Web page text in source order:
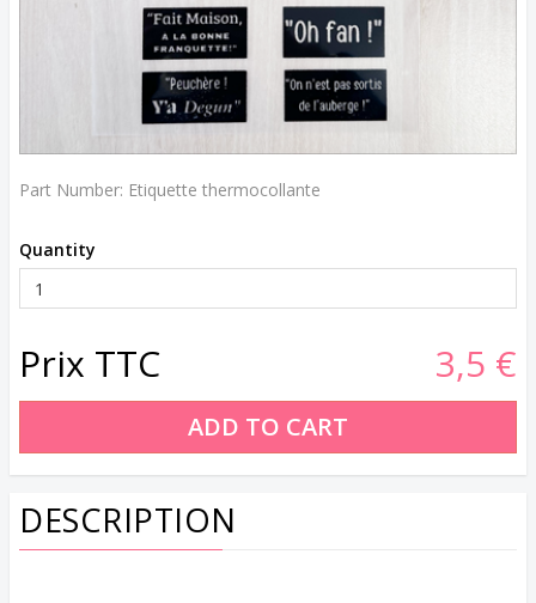
Part Number: Etiquette thermocollante
Quantity
Prix TTC 3,5 €
DESCRIPTION